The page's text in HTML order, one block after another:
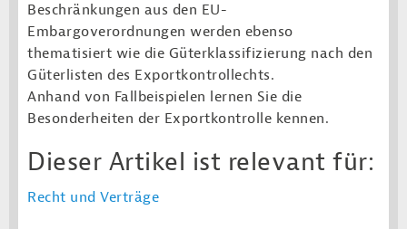
Beschränkungen aus den EU-
Embargoverordnungen werden ebenso
thematisiert wie die Güterklassifizierung nach den
Güterlisten des Exportkontrollechts.
Anhand von Fallbeispielen lernen Sie die
Besonderheiten der Exportkontrolle kennen.
Dieser Artikel ist relevant für:
Recht und Verträge